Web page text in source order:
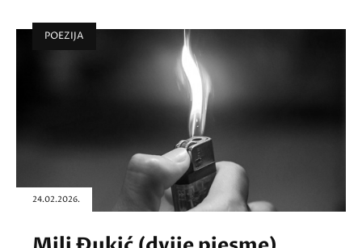
POEZIJA
24.02.2026.